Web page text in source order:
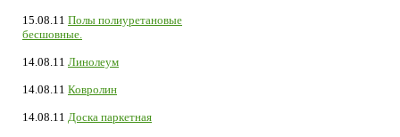
15.08.11 Полы полиуретановые
бесшовные.
14.08.11 Линолеум
14.08.11 Ковролин
14.08.11 Доска паркетная